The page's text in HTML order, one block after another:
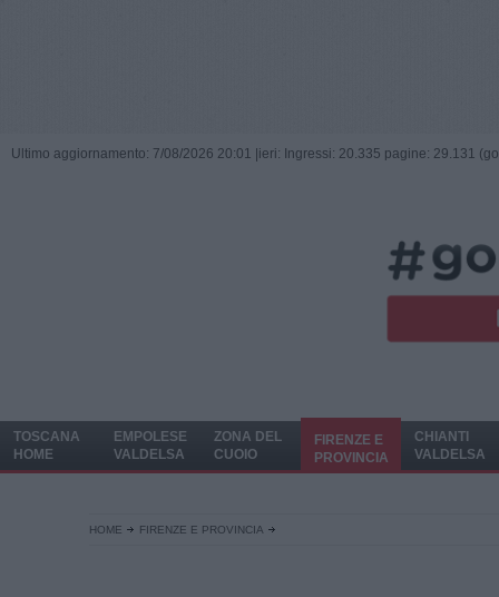
Ultimo aggiornamento: 7/08/2026 20:01 | ieri: Ingressi: 20.335 pagine: 29.131
TOSCANA
HOME
EMPOLESE
VALDELSA
ZONA DEL
CUOIO
FIRENZE E
PROVINCIA
CHIANTI
VALDELSA
HOME FIRENZE E PROVINCIA